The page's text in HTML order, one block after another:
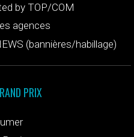
by TOP/COM
agences
(bannières/habillage)
PRIX